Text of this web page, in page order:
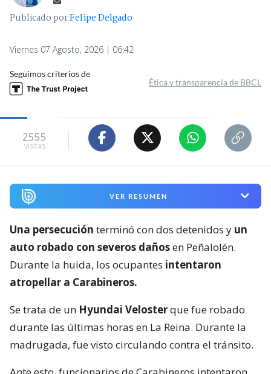
Publicado porFelipe Delgado
Viernes 07 Agosto, 2026 | 06:42
Seguimos criterios de
Ética y transparencia de BBCL
2555
visitas
VER RESUMEN
Una persecución terminó con dos detenidos y un
auto robado con severos dañosen Peñalolén.
Durante la huida, los ocupantes intentaron
atropellar a Carabineros.
Se trata de un Hyundai Velosterque fue robado
durante las últimas horas en La Reina. Durante la
madrugada, fue visto circulando contra el tránsito.